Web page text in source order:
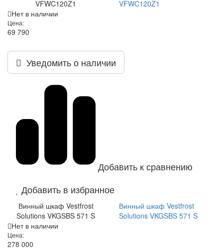
VFWC120Z1
VFWC120Z1
Нет в наличии
Цена:
69 790
Уведомить о наличии
Добавить к сравнению
Добавить в избранное
Винный шкаф Vestfrost
Solutions VKGSBS 571 S
Винный шкаф Vestfrost
Solutions VKGSBS 571 S
Нет в наличии
Цена:
278 000